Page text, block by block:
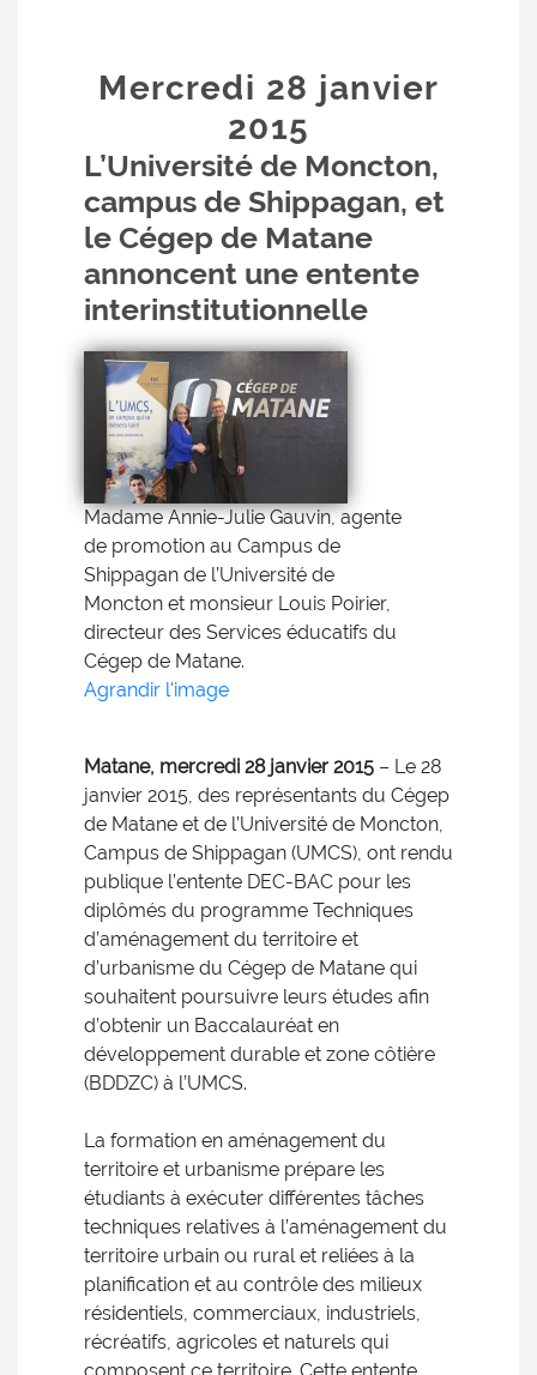
Mercredi 28 janvier
2015
L’Université de Moncton,
campus de Shippagan, et
le Cégep de Matane
annoncent une entente
interinstitutionnelle
Madame Annie-Julie Gauvin, agente
de promotion au Campus de
Shippagan de l’Université de
Moncton et monsieur Louis Poirier,
directeur des Services éducatifs du
Cégep de Matane.
Agrandir l'image
Matane, mercredi 28 janvier 2015 – Le 28
janvier 2015, des représentants du Cégep
de Matane et de l’Université de Moncton,
Campus de Shippagan (UMCS), ont rendu
publique l’entente DEC-BAC pour les
diplômés du programme Techniques
d’aménagement du territoire et
d’urbanisme du Cégep de Matane qui
souhaitent poursuivre leurs études afin
d’obtenir un Baccalauréat en
développement durable et zone côtière
(BDDZC) à l’UMCS.
La formation en aménagement du
territoire et urbanisme prépare les
étudiants à exécuter différentes tâches
techniques relatives à l’aménagement du
territoire urbain ou rural et reliées à la
planification et au contrôle des milieux
résidentiels, commerciaux, industriels,
récréatifs, agricoles et naturels qui